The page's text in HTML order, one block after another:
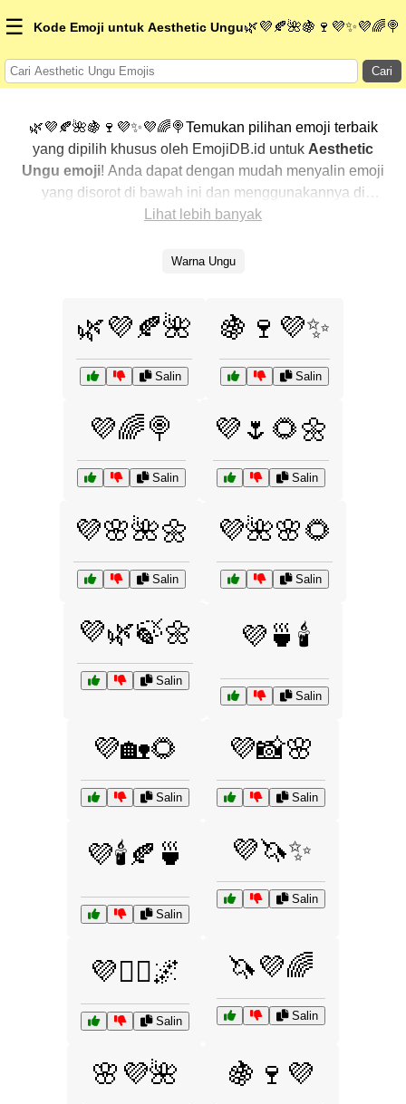
☰ Kode Emoji untuk Aesthetic Ungu🌿💜🍂🌺🍇🍷💜✨💜🌈🍭
Cari
🌿💜🍂🌺🍇🍷💜✨💜🌈🍭Temukan pilihan emoji terbaik
yang dipilih khusus oleh EmojiDB.id untuk Aesthetic
Ungu emoji! Anda dapat dengan mudah menyalin emoji
yang disorot di bawah ini dan menggunakannya di
percakapan Anda untuk menambahkan sentuhan
dengan menampilkan yang paling populer terlebih
mengekspresikanAesthetic Ungu dengan emoji
Lihat lebih banyak
Warna Ungu
🌿💜🍂🌺
Salin
🍇🍷💜✨
Salin
💜🌈🍭
Salin
💜🌷🌻🌼
Salin
💜🌸🌺🌼
Salin
💜🌺🌸🌻
Salin
💜🌿🍃🌼
Salin
💜🍵🕯️
Salin
💜🏡🌻
Salin
💜📸🌸
Salin
💜🕯️🍂🍵
Salin
💜🦄✨
Salin
💜🧘‍♂️🌌
Salin
🦄💜🌈
Salin
🌸💜🌺 🍇🍷💜